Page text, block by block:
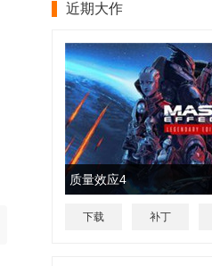
近期大作
质量效应4
下载 补丁